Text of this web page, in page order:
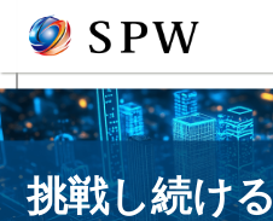
挑戦し続ける